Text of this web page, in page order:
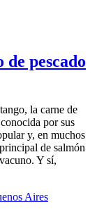
pescado
la carne de
por sus
y, en muchos
de salmón
Y sí,
Aires